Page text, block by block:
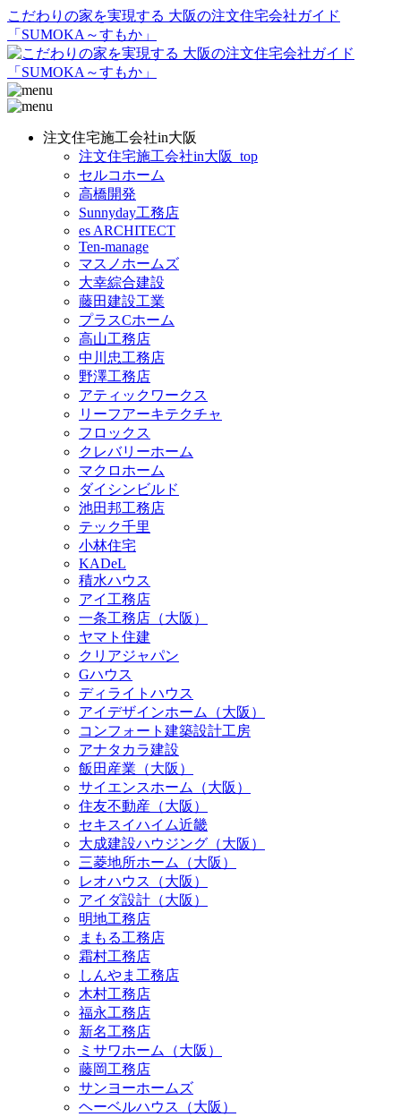
こだわりの家を実現する 大阪の注文住宅会社ガイド
「SUMOKA～すもか」
注文住宅施工会社in大阪
注文住宅施工会社in大阪_top
セルコホーム
高橋開発
Sunnyday工務店
es ARCHITECT
Ten-manage
マスノホームズ
大幸綜合建設
藤田建設工業
プラスCホーム
高山工務店
中川忠工務店
野澤工務店
アティックワークス
リーフアーキテクチャ
フロックス
クレバリーホーム
マクロホーム
ダイシンビルド
池田邦工務店
テック千里
小林住宅
KADeL
積水ハウス
アイ工務店
一条工務店（大阪）
ヤマト住建
クリアジャパン
Gハウス
ディライトハウス
アイデザインホーム（大阪）
コンフォート建築設計工房
アナタカラ建設
飯田産業（大阪）
サイエンスホーム（大阪）
住友不動産（大阪）
セキスイハイム近畿
大成建設ハウジング（大阪）
三菱地所ホーム（大阪）
レオハウス（大阪）
アイダ設計（大阪）
明地工務店
まもる工務店
霜村工務店
しんやま工務店
木村工務店
福永工務店
新名工務店
ミサワホーム（大阪）
藤岡工務店
サンヨーホームズ
ヘーベルハウス（大阪）